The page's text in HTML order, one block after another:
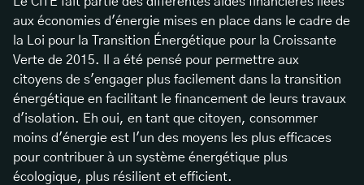
aux économies d'énergie mises en place dans le cadre de
la Loi pour la Transition Énergétique pour la Croissante
Verte de 2015. Il a été pensé pour permettre aux
citoyens de s'engager plus facilement dans la transition
énergétique en facilitant le financement de leurs travaux
d'isolation. Eh oui, en tant que citoyen, consommer
moins d'énergie est l'un des moyens les plus efficaces
pour contribuer à un système énergétique plus
écologique, plus résilient et efficient.